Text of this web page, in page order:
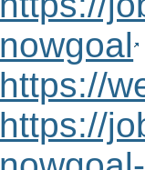
nowgoal
https://
https://